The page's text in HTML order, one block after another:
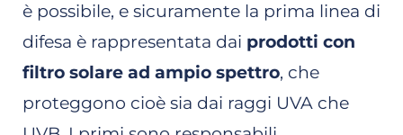
è possibile, e sicuramente la prima linea di
difesa è rappresentata dai prodotti con
filtro solare ad ampio spettro, che
proteggono cioè sia dai raggi UVA che